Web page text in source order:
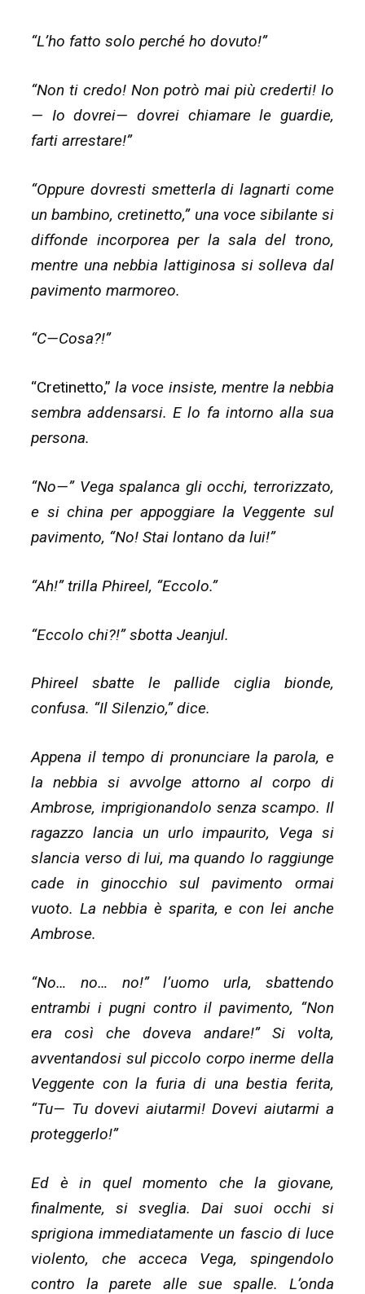
“L’ho fatto solo perché ho dovuto!”
“Non ti credo! Non potrò mai più crederti! Io
— Io dovrei— dovrei chiamare le guardie,
farti arrestare!”
“Oppure dovresti smetterla di lagnarti come
un bambino, cretinetto,” una voce sibilante si
diffonde incorporea per la sala del trono,
mentre una nebbia lattiginosa si solleva dal
pavimento marmoreo.
“C—Cosa?!”
“Cretinetto,”la voce insiste, mentre la nebbia
sembra addensarsi. E lo fa intorno alla sua
persona.
“No—” Vega spalanca gli occhi, terrorizzato,
e si china per appoggiare la Veggente sul
pavimento, “No! Stai lontano da lui!”
“Ah!” trilla Phireel, “Eccolo.”
“Eccolo chi?!” sbotta Jeanjul.
Phireel sbatte le pallide ciglia bionde,
confusa. “Il Silenzio,” dice.
Appena il tempo di pronunciare la parola, e
la nebbia si avvolge attorno al corpo di
Ambrose, imprigionandolo senza scampo. Il
ragazzo lancia un urlo impaurito, Vega si
slancia verso di lui, ma quando lo raggiunge
cade in ginocchio sul pavimento ormai
vuoto. La nebbia è sparita, e con lei anche
Ambrose.
“No… no… no!” l’uomo urla, sbattendo
entrambi i pugni contro il pavimento, “Non
era così che doveva andare!” Si volta,
avventandosi sul piccolo corpo inerme della
Veggente con la furia di una bestia ferita,
“Tu— Tu dovevi aiutarmi! Dovevi aiutarmi a
proteggerlo!”
Ed è in quel momento che la giovane,
finalmente, si sveglia. Dai suoi occhi si
sprigiona immediatamente un fascio di luce
violento, che acceca Vega, spingendolo
contro la parete alle sue spalle. L’onda